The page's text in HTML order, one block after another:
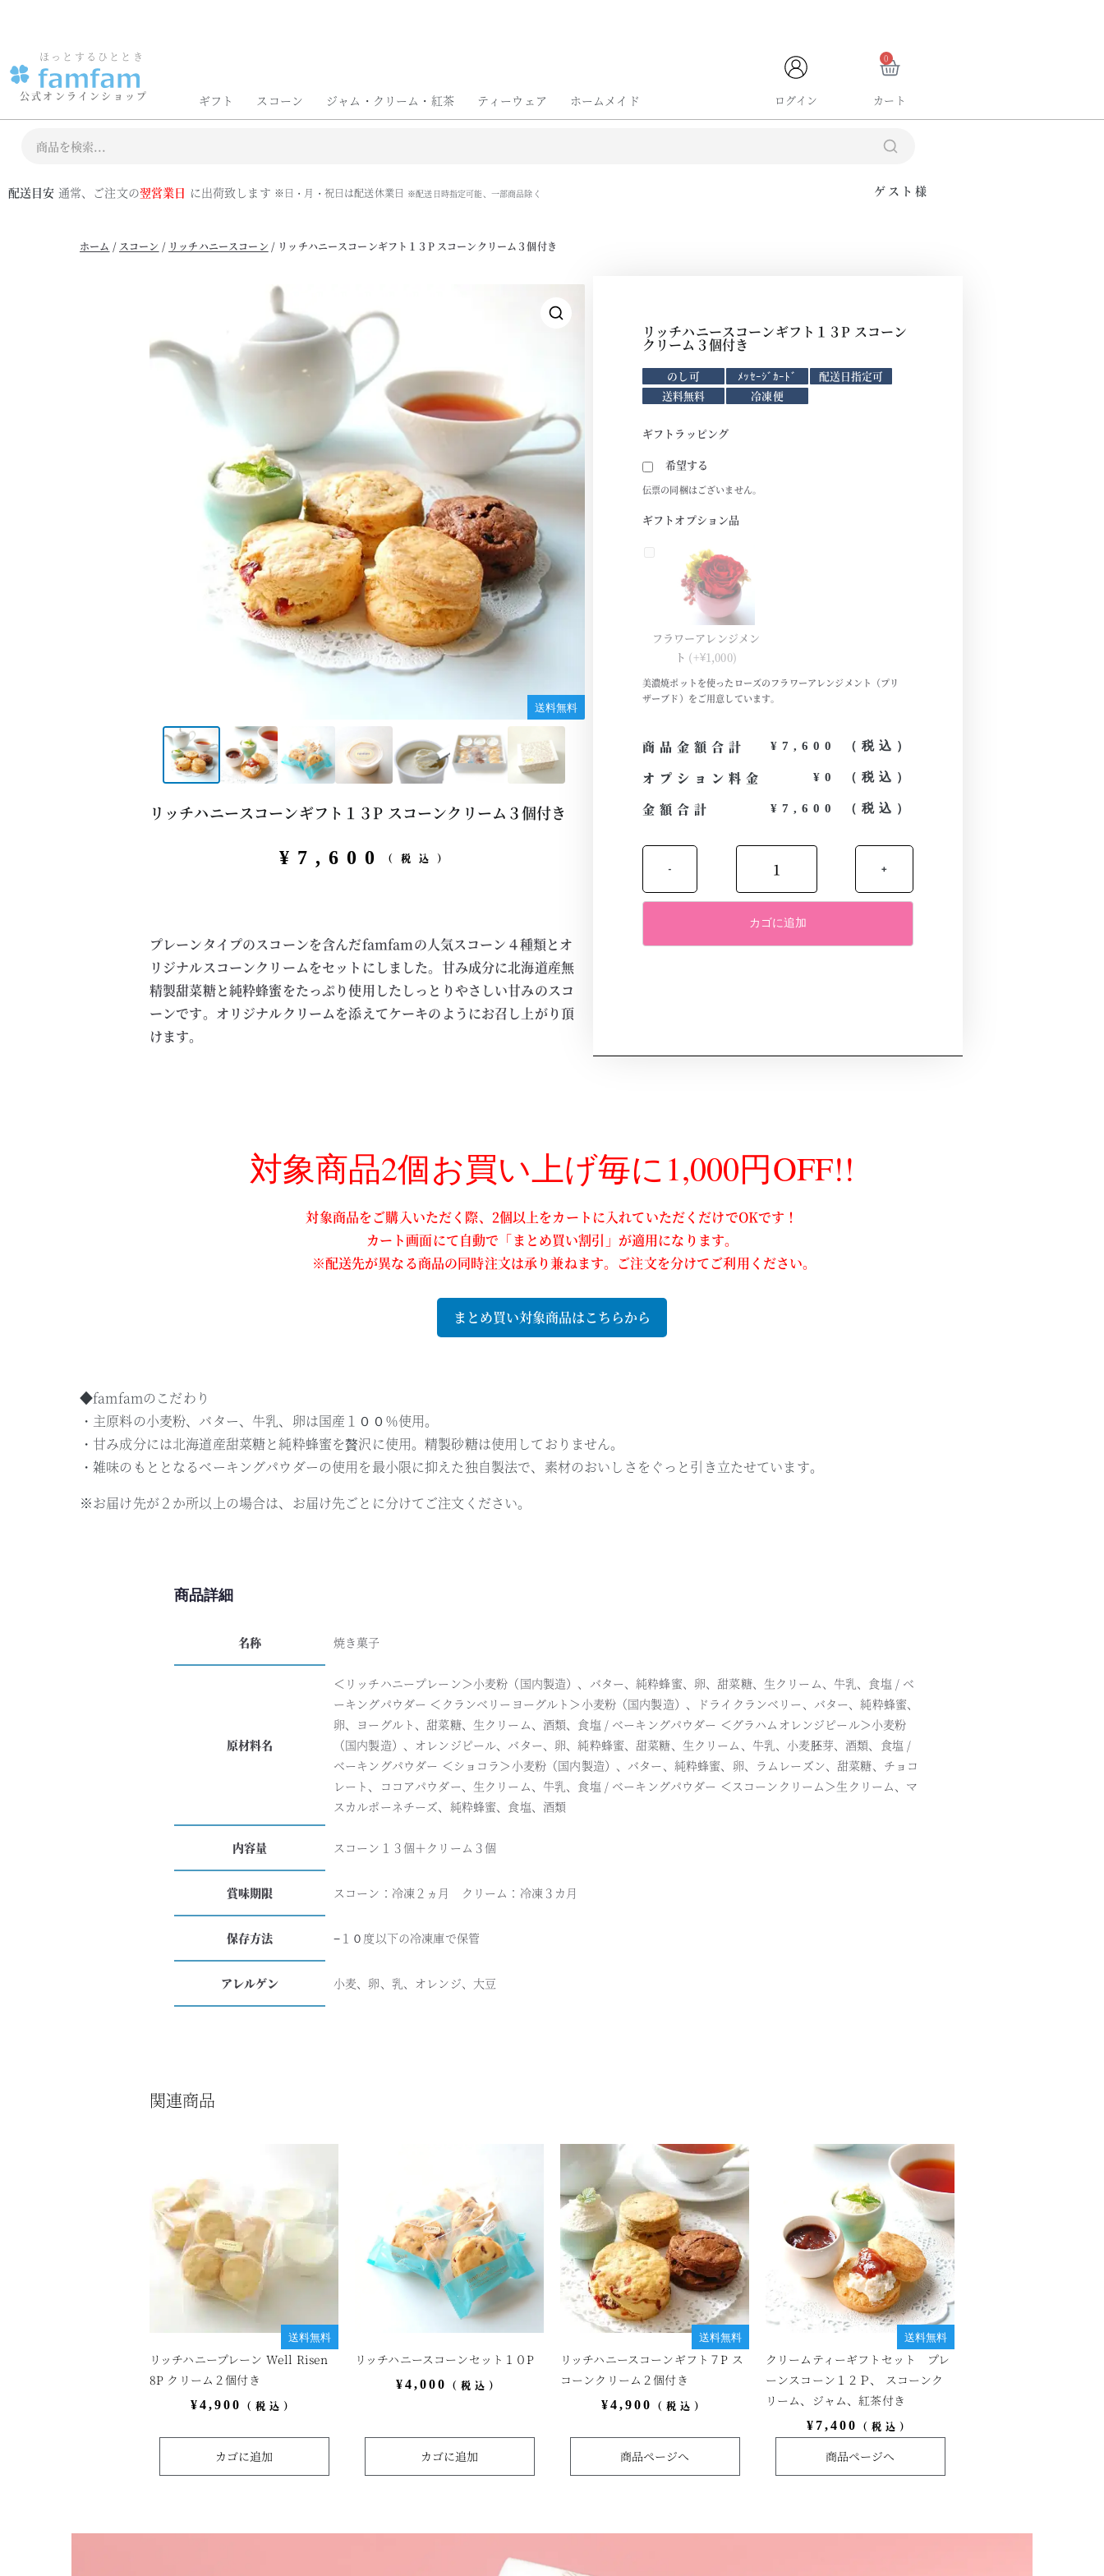
ほっとするひととき
公式オンラインショップ ギフト スコーン ジャム・クリーム・紅茶 ティーウェア ホームメイド ログイン
0
カート
配送目安 通常、ご注文の翌営業日 に出荷致します ※日・月・祝日は配送休業日 ※配送日時指定可能、一部商品除く ゲスト様
ホーム / スコーン / リッチハニースコーン / リッチハニースコーンギフト１３P スコーンクリーム３個付き
送料無料
リッチハニースコーンギフト１３P スコーンクリーム３個付き
¥ 7,600 （税込）
プレーンタイプのスコーンを含んだfamfamの人気スコーン４種類とオ
リジナルスコーンクリームをセットにしました。甘み成分に北海道産無
精製甜菜糖と純粋蜂蜜をたっぷり使用したしっとりやさしい甘みのスコ
ーンです。オリジナルクリームを添えてケーキのようにお召し上がり頂
けます。
リッチハニースコーンギフト１３P スコーン
クリーム３個付き
のし可 ﾒｯｾｰｼﾞｶｰﾄﾞ
配送日指定可
送料無料
冷凍便
ギフトラッピング
希望する
伝票の同梱はございません。
ギフトオプション品
フラワーアレンジメン
ト (+¥1,000)
美濃焼ポットを使ったローズのフラワーアレンジメント（プリ
ザーブド）をご用意しています。
商品金額合計 ¥7,600 （税込）
オプション料金 ¥0 （税込）
金額合計 ¥7,600 （税込）
- +
カゴに追加
対象商品2個お買い上げ毎に1,000円OFF!!
対象商品をご購入いただく際、2個以上をカートに入れていただくだけでOKです！
カート画面にて自動で「まとめ買い割引」が適用になります。
※配送先が異なる商品の同時注文は承り兼ねます。ご注文を分けてご利用ください。
まとめ買い対象商品はこちらから
◆famfamのこだわり
・主原料の小麦粉、バター、牛乳、卵は国産１００％使用。
・甘み成分には北海道産甜菜糖と純粋蜂蜜を贅沢に使用。精製砂糖は使用しておりません。
・雑味のもととなるベーキングパウダーの使用を最小限に抑えた独自製法で、素材のおいしさをぐっと引き立たせています。
※お届け先が２か所以上の場合は、お届け先ごとに分けてご注文ください。
商品詳細
名称 焼き菓子
原材料名
＜リッチハニープレーン＞小麦粉（国内製造）、バター、純粋蜂蜜、卵、甜菜糖、生クリーム、牛乳、食塩 / ベ
ーキングパウダー ＜クランベリーヨーグルト＞小麦粉（国内製造）、ドライクランベリー、バター、純粋蜂蜜、
卵、ヨーグルト、甜菜糖、生クリーム、酒類、食塩 / ベーキングパウダー ＜グラハムオレンジピール＞小麦粉
（国内製造）、オレンジピール、バター、卵、純粋蜂蜜、甜菜糖、生クリーム、牛乳、小麦胚芽、酒類、食塩 /
ベーキングパウダー ＜ショコラ＞小麦粉（国内製造）、バター、純粋蜂蜜、卵、ラムレーズン、甜菜糖、チョコ
レート、ココアパウダー、生クリーム、牛乳、食塩 / ベーキングパウダー ＜スコーンクリーム＞生クリーム、マ
スカルポーネチーズ、純粋蜂蜜、食塩、酒類
内容量 スコーン１３個＋クリーム３個
賞味期限 スコーン：冷凍２ヵ月 クリーム：冷凍３カ月
保存方法 −１０度以下の冷凍庫で保管
アレルゲン 小麦、卵、乳、オレンジ、大豆
関連商品
送料無料
リッチハニープレーン Well Risen
8P クリーム２個付き
¥4,900 （税込）
カゴに追加
リッチハニースコーンセット１０P
¥4,000 （税込）
カゴに追加
送料無料
リッチハニースコーンギフト７P ス
コーンクリーム２個付き
¥4,900 （税込）
商品ページへ
送料無料
クリームティーギフトセット プレ
ーンスコーン１２Ｐ、 スコーンク
リーム、ジャム、紅茶付き
¥ 7,400 （税込）
商品ページへ